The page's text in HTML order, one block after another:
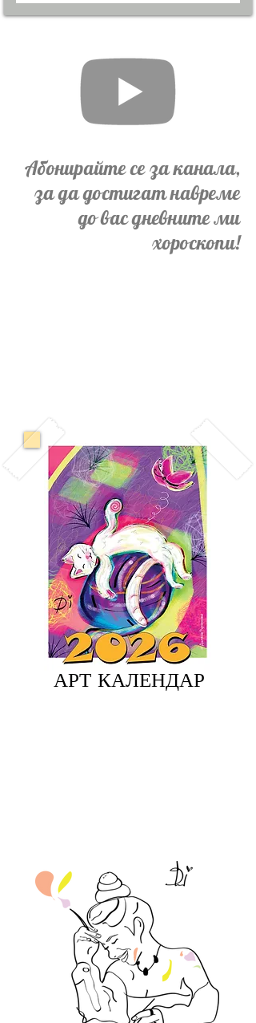
Абонирайте се за канала,
за да достигат навреме
до вас дневните ми
хороскопи!
АРТ КАЛЕНДАР